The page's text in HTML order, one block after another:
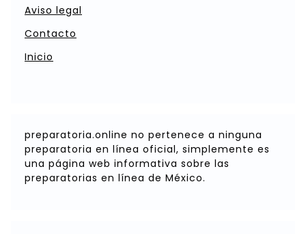
Aviso legal
Contacto
Inicio
preparatoria.online no pertenece a ninguna
preparatoria en línea oficial, simplemente es
una página web informativa sobre las
preparatorias en línea de México.